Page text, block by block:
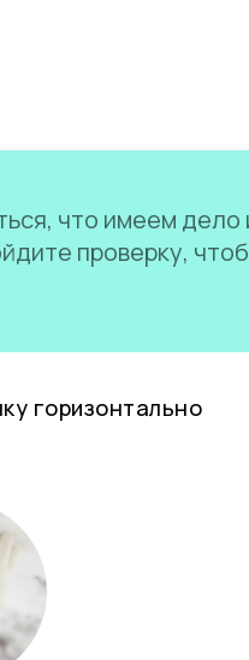
что имеем дело
проверку,
горизонтально